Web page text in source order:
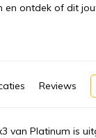
en ontdek of dit
Reviews
van Platinum is